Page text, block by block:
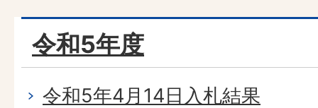
令和5年度
令和5年4月14日入札結果